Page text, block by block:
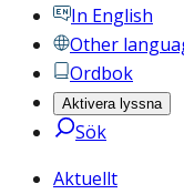
In English
Other
Ordbok
Aktivera lyssna
Sök
Aktuellt